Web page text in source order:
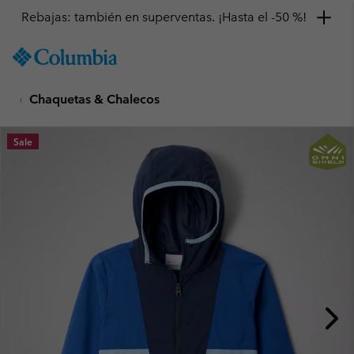
TO
SKIP
MAIN
NAV
Rebajas: también en superventas. ¡Hasta el -50 %!
Chaquetas & Chalecos
Sale